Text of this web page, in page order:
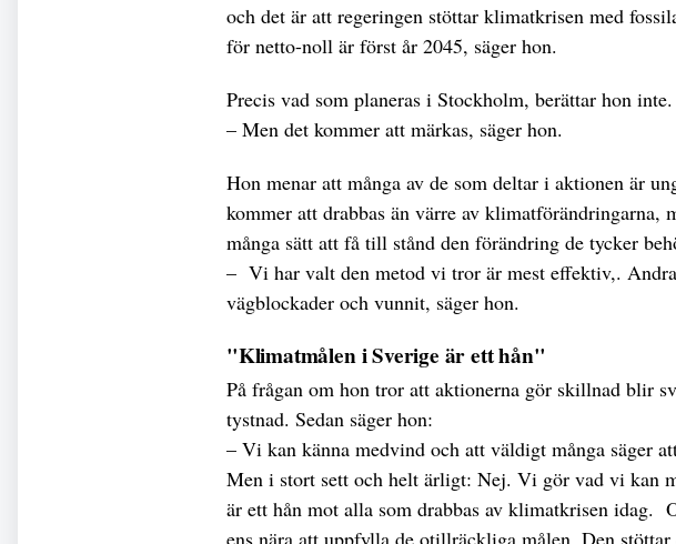
och det är att regeringen stöttar klimatkrisen med
för netto-noll är först år 2045, säger hon.
Precis vad som planeras i Stockholm, berättar hon inte.
– Men det kommer att märkas, säger hon.
Hon menar att många av de som deltar i aktionen är
kommer att drabbas än värre av klimatförändringarna,
många sätt att få till stånd den förändring de tycker
– Vi har valt den metod vi tror är mest effektiv,.
vägblockader och vunnit, säger hon.
"Klimatmålen i Sverige är ett hån"
På frågan om hon tror att aktionerna gör skillnad blir
tystnad. Sedan säger hon:
– Vi kan känna medvind och att väldigt många säger
Men i stort sett och helt ärligt: Nej. Vi gör vad vi kan
är ett hån mot alla som drabbas av klimatkrisen idag.
ens nära att uppfylla de otillräckliga målen. Den stöttar